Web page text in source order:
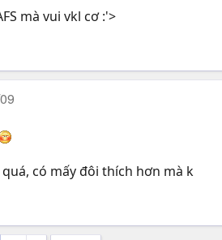
mà vui vkl cơ :'>
có mấy đôi thích hơn mà k